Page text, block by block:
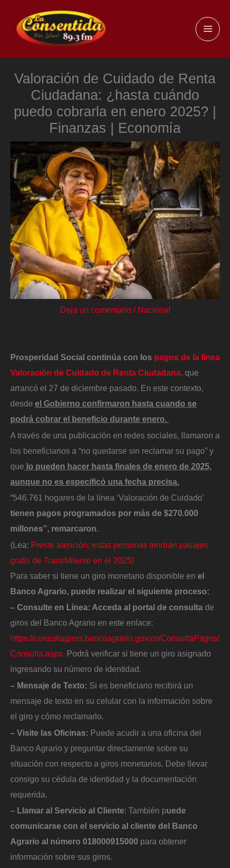
contenido
Valoración de Cuidado de Renta
Ciudadana: ¿hasta cuándo
puedo cobrarla en enero 2025? |
Finanzas | Economía
Deja un comentario / Nacional
Prosperidad Social continúa con los pagos de la línea
Valoración de Cuidado de Renta Ciudadana, que
arrancó el 27 de diciembre pasado. En este contexto,
desde el Gobierno confirmaron hasta cuando se
podrá cobrar el beneficio durante enero.
A través de una publicación en redes sociales, llamaron a
los beneficiarios a “no quedarse sin reclamar su pago” y
que lo pueden hacer hasta finales de enero de 2025,
aunque no es especificó una fecha precisa.
“546.761 hogares de la línea ‘Valoración de Cuidado’
tienen pagos programados por más de $270.000
millones”, remarcaron.
(Lea: Preste atención: estas personas tendrán pasajes
gratis de TransMilenio en el 2025)
Para saber si tiene un giro monetario disponible en el
Banco Agrario, puede realizar el siguiente proceso:
– Consulte en Línea: Acceda al portal de consulta de
giros del Banco Agrario en este enlace:
https://consultagiros.bancoagrario.gov.co/ConsultaPagos/
Consulta.aspx. Podrá verificar si tiene un giro asignado
ingresando su número de identidad.
– Mensaje de Texto: Si es beneficiario recibirá un
mensaje de texto en su celular con la información sobre
el giro y cómo reclamarlo.
– Visite las Oficinas: Puede acudir a una oficina del
Banco Agrario y preguntar directamente sobre su
situación con respecto a giros monetarios. Debe llevar
consigo su cédula de identidad y la documentación
requerida.
– Llamar al Servicio al Cliente: También puede
comunicarse con el servicio al cliente del Banco
Agrario al número 018000915000 para obtener
información sobre sus giros.